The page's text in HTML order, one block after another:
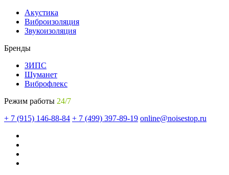
Акустика
Виброизоляция
Звукоизоляция
Бренды
ЗИПС
Шуманет
Виброфлекс
Режим работы 24/7
+ 7 (915) 146-88-84 + 7 (499) 397-89-19 online@noisestop.ru